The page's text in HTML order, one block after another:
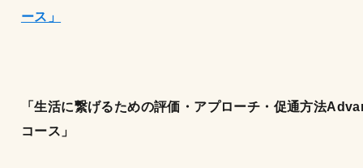
ース」
「生活に繋げるための評価・アプローチ・促通方法
コース」